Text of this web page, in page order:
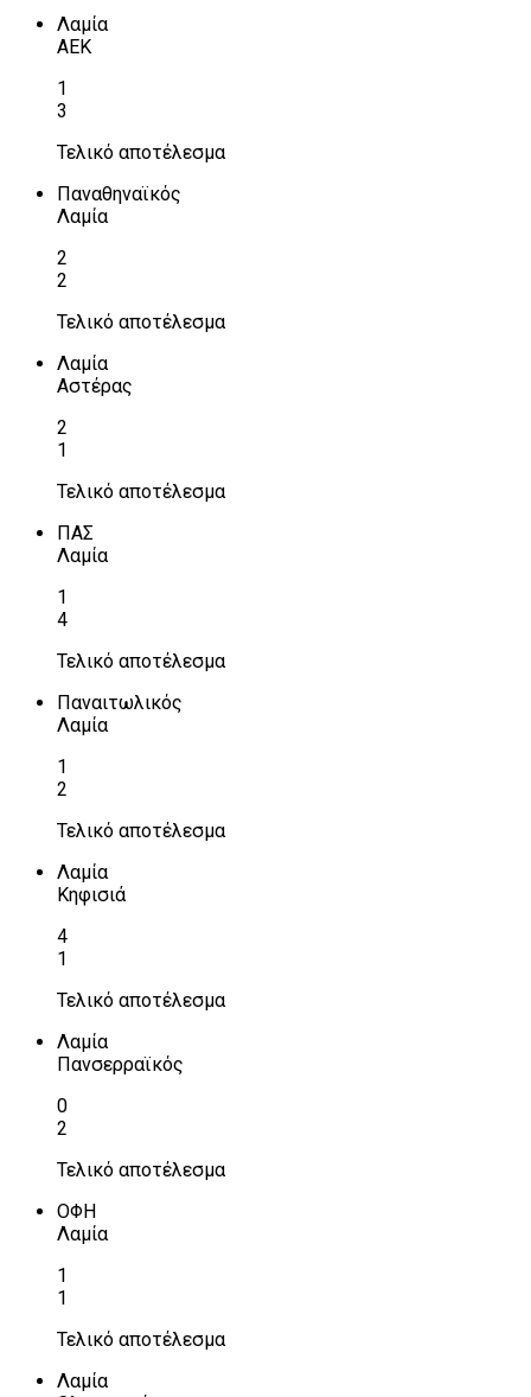
Λαμία
ΑΕΚ
1
3
Τελικό αποτέλεσμα
Παναθηναϊκός
Λαμία
2
2
Τελικό αποτέλεσμα
Λαμία
Αστέρας
2
1
Τελικό αποτέλεσμα
ΠΑΣ
Λαμία
1
4
Τελικό αποτέλεσμα
Παναιτωλικός
Λαμία
1
2
Τελικό αποτέλεσμα
Λαμία
Κηφισιά
4
1
Τελικό αποτέλεσμα
Λαμία
Πανσερραϊκός
0
2
Τελικό αποτέλεσμα
ΟΦΗ
Λαμία
1
1
Τελικό αποτέλεσμα
Λαμία